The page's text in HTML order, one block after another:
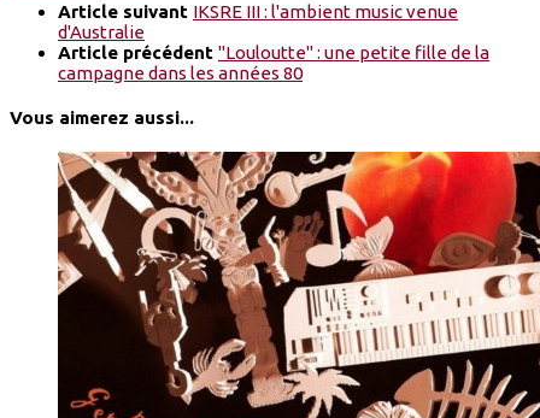
Article suivant IKSRE III : l'ambient music venue
d'Australie
Article précédent "Louloutte" : une petite fille de la
campagne dans les années 80
Vous aimerez aussi...